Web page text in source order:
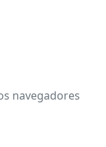
navegadores